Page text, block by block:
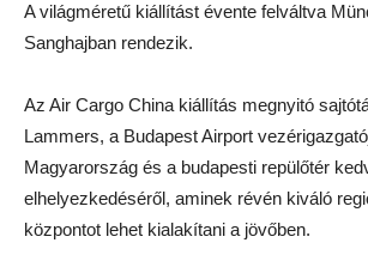
A világméretű kiállítást évente felváltva
Sanghajban rendezik.
Az Air Cargo China kiállítás megnyitó
Lammers, a Budapest Airport
Magyarország és a budapesti repülőtér
elhelyezkedéséről, aminek révén kiváló
központot lehet kialakítani a jövőben.